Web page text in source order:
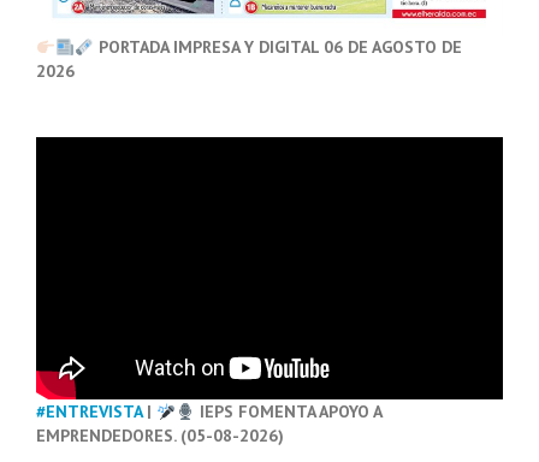
PORTADA IMPRESA Y DIGITAL 06 DE AGOSTO DE
2026
#ENTREVISTA|
IEPS FOMENTA APOYO A
EMPRENDEDORES. (05-08-2026)